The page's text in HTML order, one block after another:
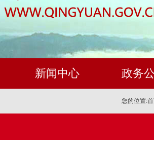
新闻中心 政务
您的位置: